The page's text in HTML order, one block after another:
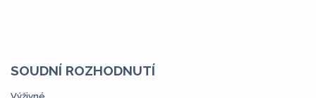
SOUDNÍ ROZHODNUTÍ